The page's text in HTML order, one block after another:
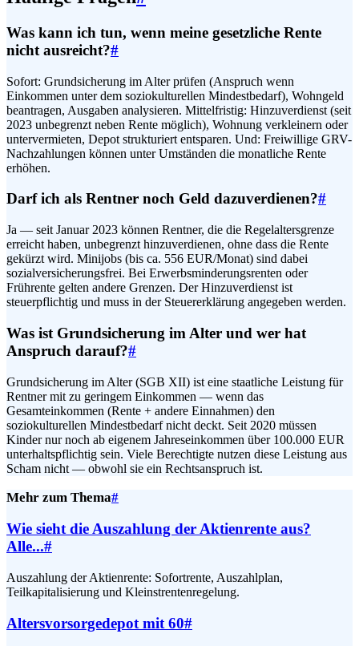
Was kann ich tun, wenn meine gesetzliche Rente
nicht ausreicht?#
Sofort: Grundsicherung im Alter prüfen (Anspruch wenn
Einkommen unter dem soziokulturellen Mindestbedarf), Wohngeld
beantragen, Ausgaben analysieren. Mittelfristig: Hinzuverdienst (seit
2023 unbegrenzt neben Rente möglich), Wohnung verkleinern oder
untervermieten, Depot strukturiert entsparen. Und: Freiwillige GRV-
Nachzahlungen können unter Umständen die monatliche Rente
erhöhen.
Darf ich als Rentner noch Geld dazuverdienen?#
Ja — seit Januar 2023 können Rentner, die die Regelaltersgrenze
erreicht haben, unbegrenzt hinzuverdienen, ohne dass die Rente
gekürzt wird. Minijobs (bis ca. 556 EUR/Monat) sind dabei
sozialversicherungsfrei. Bei Erwerbsminderungsrenten oder
Frührente gelten andere Grenzen. Der Hinzuverdienst ist
steuerpflichtig und muss in der Steuererklärung angegeben werden.
Was ist Grundsicherung im Alter und wer hat
Anspruch darauf?#
Grundsicherung im Alter (SGB XII) ist eine staatliche Leistung für
Rentner mit zu geringem Einkommen — wenn das
Gesamteinkommen (Rente + andere Einnahmen) den
soziokulturellen Mindestbedarf nicht deckt. Seit 2020 müssen
Kinder nur noch ab eigenem Jahreseinkommen über 100.000 EUR
unterhaltspflichtig sein. Viele Berechtigte nutzen diese Leistung aus
Scham nicht — obwohl sie ein Rechtsanspruch ist.
Mehr zum Thema#
Wie sieht die Auszahlung der Aktienrente aus?
Alle...#
Auszahlung der Aktienrente: Sofortrente, Auszahlplan,
Teilkapitalisierung und Kleinstrentenregelung.
Altersvorsorgedepot mit 60#